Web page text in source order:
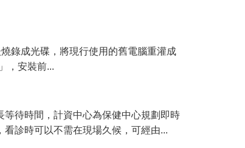
錄成光碟，將現行使用的舊電腦重灌成
，安裝前...
待時間，計資中心為保健中心規劃即時
診時可以不需在現場久候，可經由...